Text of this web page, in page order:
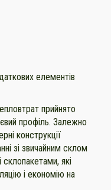
елементів
прийнято
профіль. Залежно
конструкції
зі звичайним склом
які
і економію на